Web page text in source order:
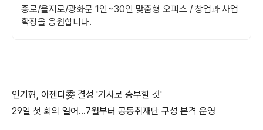
종로/을지로/광화문 1인~30인 맞춤형 오피스 / 창업과 사업
확장을 응원합니다.
인기협, 아젠다委 결성 '기사로 승부할 것'
29일 첫 회의 열어…7월부터 공동취재단 구성 본격 운영